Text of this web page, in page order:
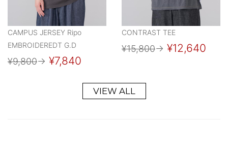
CAMPUS JERSEY Ripo
EMBROIDEREDT G.D
¥9,800→ ¥7,840
CONTRAST TEE
¥15,800→ ¥12,640
VIEW ALL